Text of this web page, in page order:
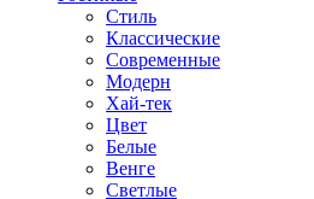
Стиль
Классические
Современные
Модерн
Хай-тек
Цвет
Белые
Венге
Светлые